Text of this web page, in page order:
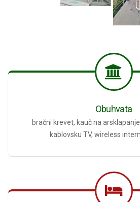
Obuhvata
bračni krevet, kauč na
kablovsku TV, wireless